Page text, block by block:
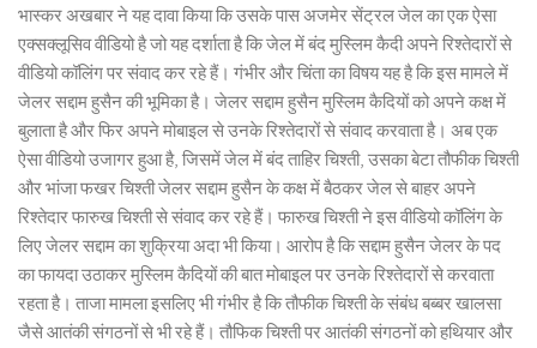
भास्कर अखबार ने यह दावा किया कि उसके पास अजमेर सेंट्रल जेल का एक ऐसा
एक्सक्लूसिव वीडियो है जो यह दर्शाता है कि जेल में बंद मुस्लिम कैदी अपने रिश्तेदारों से
वीडियो कॉलिंग पर संवाद कर रहे हैं। गंभीर और चिंता का विषय यह है कि इस मामले में
जेलर सद्दाम हुसैन की भूमिका है। जेलर सद्दाम हुसैन मुस्लिम कैदियों को अपने कक्ष में
बुलाता है और फिर अपने मोबाइल से उनके रिश्तेदारों से संवाद करवाता है। अब एक
ऐसा वीडियो उजागर हुआ है, जिसमें जेल में बंद ताहिर चिश्ती, उसका बेटा तौफीक चिश्ती
और भांजा फखर चिश्ती जेलर सद्दाम हुसैन के कक्ष में बैठकर जेल से बाहर अपने
रिश्तेदार फारुख चिश्ती से संवाद कर रहे हैं। फारुख चिश्ती ने इस वीडियो कॉलिंग के
लिए जेलर सद्दाम का शुक्रिया अदा भी किया। आरोप है कि सद्दाम हुसैन जेलर के पद
का फायदा उठाकर मुस्लिम कैदियों की बात मोबाइल पर उनके रिश्तेदारों से करवाता
रहता है। ताजा मामला इसलिए भी गंभीर है कि तौफीक चिश्ती के संबंध बब्बर खालसा
जैसे आतंकी संगठनों से भी रहे हैं। तौफिक चिश्ती पर आतंकी संगठनों को हथियार और